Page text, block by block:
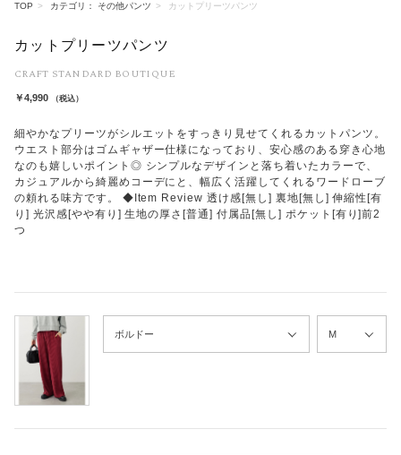
TOP カテゴリ： その他パンツ カットプリーツパンツ
カットプリーツパンツ
CRAFT STANDARD BOUTIQUE
￥4,990 （税込）
細やかなプリーツがシルエットをすっきり見せてくれるカットパンツ。
ウエスト部分はゴムギャザー仕様になっており、安心感のある穿き心地
なのも嬉しいポイント◎ シンプルなデザインと落ち着いたカラーで、
カジュアルから綺麗めコーデにと、幅広く活躍してくれるワードローブ
の頼れる味方です。 ◆Item Review 透け感[無し] 裏地[無し] 伸縮性[有
り] 光沢感[やや有り] 生地の厚さ[普通] 付属品[無し] ポケット[有り]前2
つ